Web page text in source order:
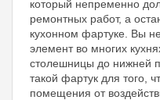
который непременно
ремонтных работ, а
кухонном фартуке. Вы
элемент во многих
столешницы до нижней
такой фартук для того,
помещения от